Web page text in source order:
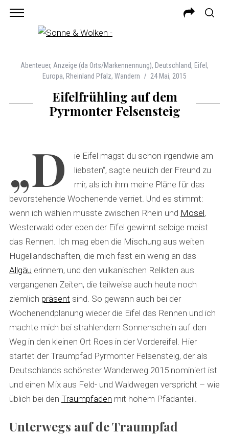
Abenteuer, Anzeige (da Orts/Markennennung), Deutschland, Eifel ,
Europa, Rheinland Pfalz, Wandern 24 Mai, 2015
Eifelfrühling auf dem
Pyrmonter Felsensteig
„D
ie Eifel magst du schon irgendwie am
liebsten“, sagte neulich der Freund zu
mir, als ich ihm meine Pläne für das
bevorstehende Wochenende verriet. Und es stimmt:
wenn ich wählen müsste zwischen Rhein und Mosel,
Westerwald oder eben der Eifel gewinnt selbige meist
das Rennen. Ich mag eben die Mischung aus weiten
Hügellandschaften, die mich fast ein wenig an das
Allgäu erinnern, und den vulkanischen Relikten aus
vergangenen Zeiten, die teilweise auch heute noch
ziemlich präsent sind. So gewann auch bei der
Wochenendplanung wieder die Eifel das Rennen und ich
machte mich bei strahlendem Sonnenschein auf den
Weg in den kleinen Ort Roes in der Vordereifel. Hier
startet der Traumpfad Pyrmonter Felsensteig, der als
Deutschlands schönster Wanderweg 2015 nominiert ist
und einen Mix aus Feld- und Waldwegen verspricht – wie
üblich bei den Traumpfaden mit hohem Pfadanteil.
Unterwegs auf de Traumpfad